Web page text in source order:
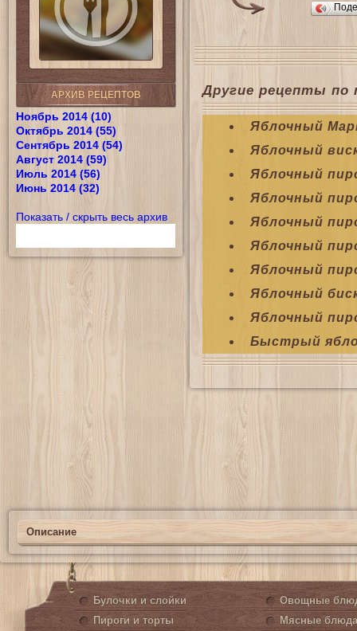
АРХИВ РЕЦЕПТОВ
Ноябрь 2014 (10)
Октябрь 2014 (55)
Сентябрь 2014 (54)
Август 2014 (59)
Июль 2014 (56)
Июнь 2014 (32)
Показать / скрыть весь архив
Другие рецепты по
Яблочный
Яблочный
Яблочный
Яблочный
Яблочный
Яблочный
Яблочный
Яблочный
Яблочный
Быстрый
Описание
Булочки и слойки
Пироги и торты
Овощные
Мясные блюда